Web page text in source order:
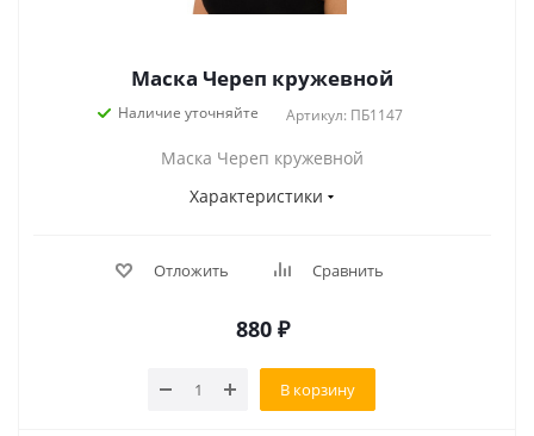
Маска Череп кружевной
Наличие уточняйте Артикул: ПБ1147
Маска Череп кружевной
Характеристики
Отложить Сравнить
880 ₽
В корзину